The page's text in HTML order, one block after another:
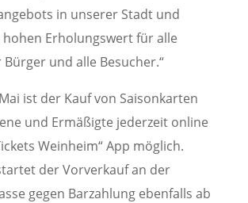
in unserer Stadt und
Erholungswert für alle
Bürger und alle Besucher.“
ist der Kauf von Saisonkarten
und Ermäßigte jederzeit online
Weinheim“ App möglich.
der Vorverkauf an der
gegen Barzahlung ebenfalls ab